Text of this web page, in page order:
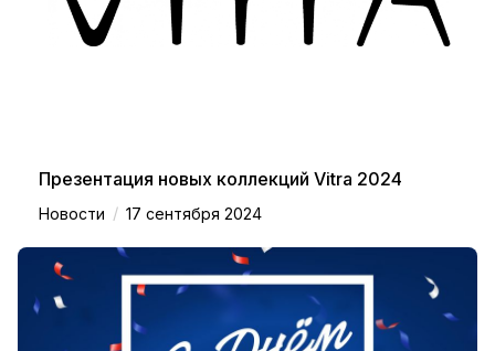
Презентация новых коллекций Vitra 2024
Новости / 17 сентября 2024